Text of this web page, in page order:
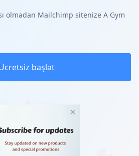
olmadan Mailchimp sitenize A Gym
başlat